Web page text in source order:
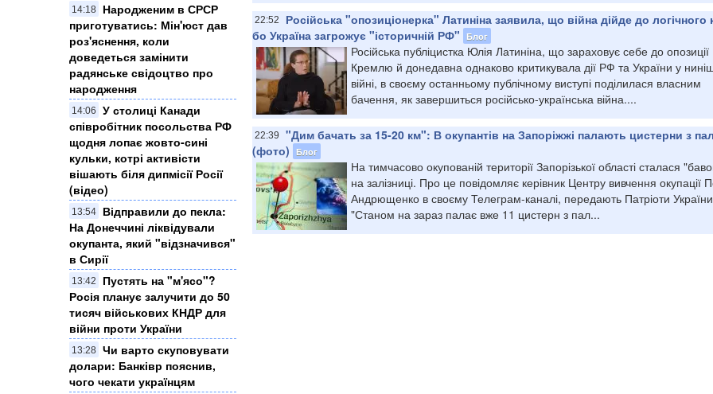
14:18
Народженим в СРСР
приготуватись: Мін'юст дав
роз'яснення, коли
доведеться замінити
радянське свідоцтво про
народження
14:06
У столиці Канади
співробітник посольства РФ
щодня лопає жовто-сині
кульки, котрі активісти
вішають біля дипмісії Росії
(відео)
13:54
Відправили до пекла:
На Донеччині ліквідували
окупанта, який "відзначився"
в Сирії
13:42
Пустять на "м'ясо"?
Росія планує залучити до 50
тисяч військових КНДР для
війни проти України
13:28 Чи варто скуповувати
долари: Банківр пояснив,
чого чекати українцям
22:52
Російська "опозиціонерка" Латиніна заявила, що війна дійде до логічного
бо Україна загрожує "історичній РФ"
Блог
Російська публіцистка Юлія Латиніна, що зараховує себе до опозиції
Кремлю й донедавна однаково критикувала дії РФ та України у
війні, в своєму останньому публічному виступі поділилася власним
бачення, як завершиться російсько-українська війна....
22:39
"Дим бачать за 15-20 км": В окупантів на Запоріжжі палають цистерни з
(фото)
Блог
На тимчасово окупованій території Запорізької області сталася
на залізниці. Про це повідомляє керівник Центру вивчення окупації
Андрющенко в своєму Телеграм-каналі, передають Патріоти
"Станом на зараз палає вже 11 цистерн з пал...